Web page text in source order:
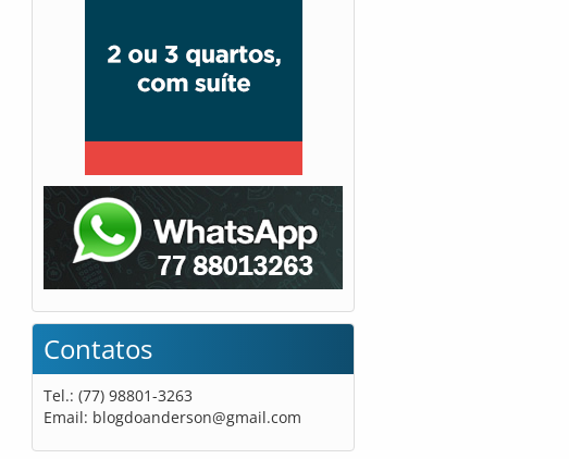
Contatos
Tel.: (77) 98801-3263
Email: blogdoanderson@gmail.com